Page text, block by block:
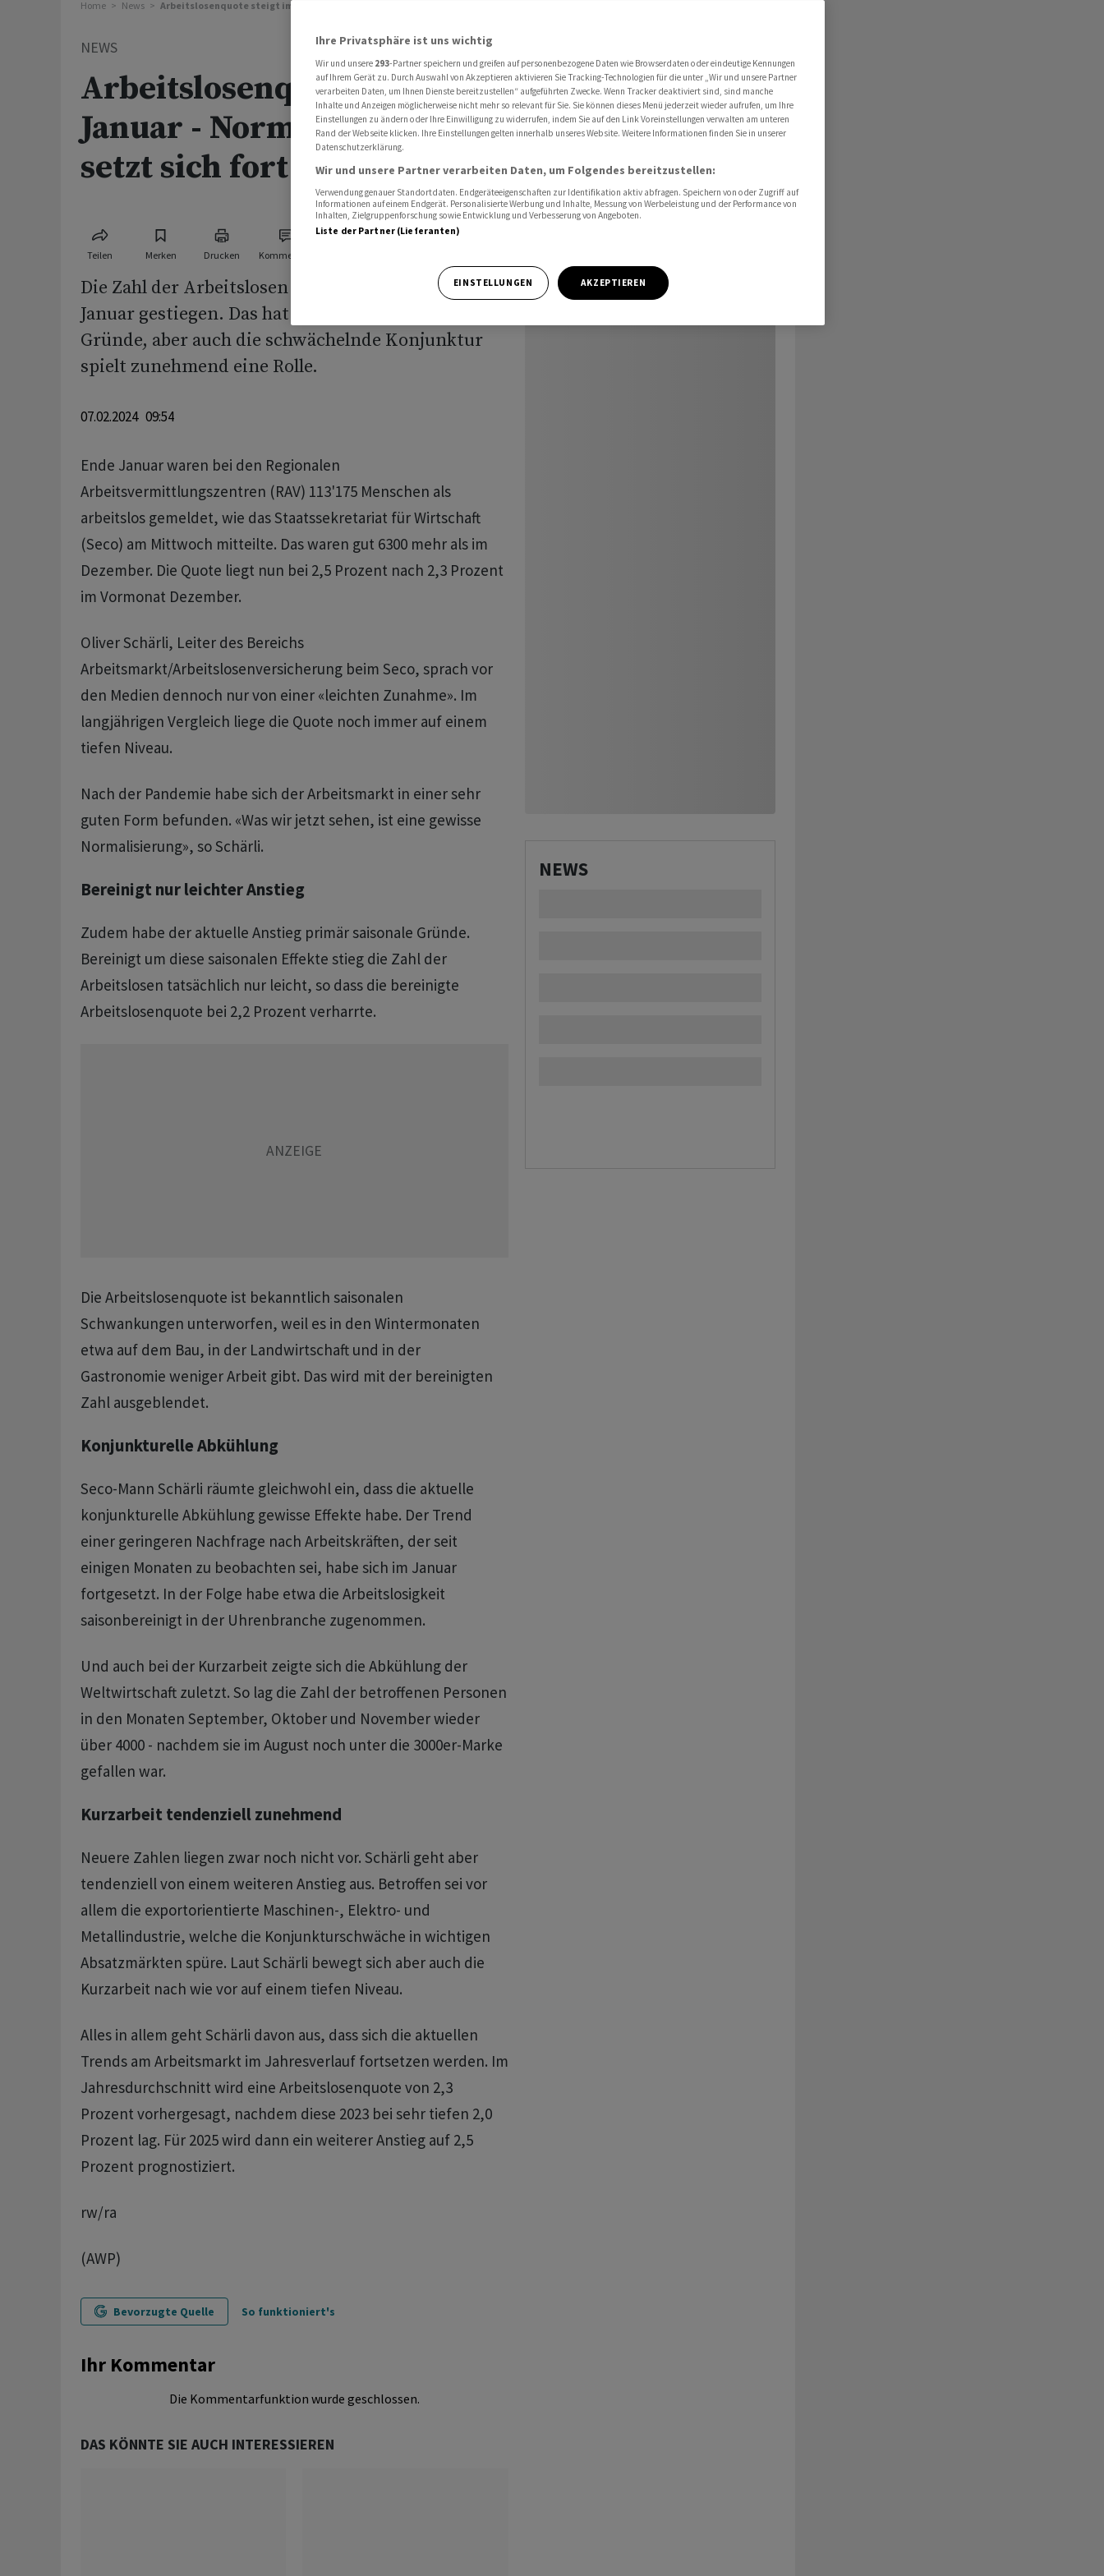
Home News Arbeitslosenquote steigt im Januar - Normalisierung setzt sich fort
NEWS
Arbeitslosenquote steigt im
Januar - Normalisierung
setzt sich fort
Teilen Merken Drucken Kommentare
Die Zahl der Arbeitslosen in der Schweiz ist im
Januar gestiegen. Das hat vor allem saisonale
Gründe, aber auch die schwächelnde Konjunktur
spielt zunehmend eine Rolle.
07.02.2024 09:54
Ende Januar waren bei den Regionalen
Arbeitsvermittlungszentren (RAV) 113'175 Menschen als
arbeitslos gemeldet, wie das Staatssekretariat für Wirtschaft
(Seco) am Mittwoch mitteilte. Das waren gut 6300 mehr als im
Dezember. Die Quote liegt nun bei 2,5 Prozent nach 2,3 Prozent
im Vormonat Dezember.
Oliver Schärli, Leiter des Bereichs
Arbeitsmarkt/Arbeitslosenversicherung beim Seco, sprach vor
den Medien dennoch nur von einer «leichten Zunahme». Im
langjährigen Vergleich liege die Quote noch immer auf einem
tiefen Niveau.
Nach der Pandemie habe sich der Arbeitsmarkt in einer sehr
guten Form befunden. «Was wir jetzt sehen, ist eine gewisse
Normalisierung», so Schärli.
Bereinigt nur leichter Anstieg
Zudem habe der aktuelle Anstieg primär saisonale Gründe.
Bereinigt um diese saisonalen Effekte stieg die Zahl der
Arbeitslosen tatsächlich nur leicht, so dass die bereinigte
Arbeitslosenquote bei 2,2 Prozent verharrte.
Die Arbeitslosenquote ist bekanntlich saisonalen
Schwankungen unterworfen, weil es in den Wintermonaten
etwa auf dem Bau, in der Landwirtschaft und in der
Gastronomie weniger Arbeit gibt. Das wird mit der bereinigten
Zahl ausgeblendet.
Konjunkturelle Abkühlung
Seco-Mann Schärli räumte gleichwohl ein, dass die aktuelle
konjunkturelle Abkühlung gewisse Effekte habe. Der Trend
einer geringeren Nachfrage nach Arbeitskräften, der seit
einigen Monaten zu beobachten sei, habe sich im Januar
fortgesetzt. In der Folge habe etwa die Arbeitslosigkeit
saisonbereinigt in der Uhrenbranche zugenommen.
Und auch bei der Kurzarbeit zeigte sich die Abkühlung der
Weltwirtschaft zuletzt. So lag die Zahl der betroffenen Personen
in den Monaten September, Oktober und November wieder
über 4000 - nachdem sie im August noch unter die 3000er-Marke
gefallen war.
Kurzarbeit tendenziell zunehmend
Neuere Zahlen liegen zwar noch nicht vor. Schärli geht aber
tendenziell von einem weiteren Anstieg aus. Betroffen sei vor
allem die exportorientierte Maschinen-, Elektro- und
Metallindustrie, welche die Konjunkturschwäche in wichtigen
Absatzmärkten spüre. Laut Schärli bewegt sich aber auch die
Kurzarbeit nach wie vor auf einem tiefen Niveau.
Alles in allem geht Schärli davon aus, dass sich die aktuellen
Trends am Arbeitsmarkt im Jahresverlauf fortsetzen werden. Im
Jahresdurchschnitt wird eine Arbeitslosenquote von 2,3
Prozent vorhergesagt, nachdem diese 2023 bei sehr tiefen 2,0
Prozent lag. Für 2025 wird dann ein weiterer Anstieg auf 2,5
Prozent prognostiziert.
rw/ra
(AWP)
Bevorzugte Quelle So funktioniert's
Ihr Kommentar
Die Kommentarfunktion wurde geschlossen.
DAS KÖNNTE SIE AUCH INTERESSIEREN
NEWS
Ihre Privatsphäre ist uns wichtig
Wir und unsere 293-Partner speichern und greifen auf personenbezogene Daten wie Browserdaten oder eindeutige Kennungen
auf Ihrem Gerät zu. Durch Auswahl von Akzeptieren aktivieren Sie Tracking-Technologien für die unter „Wir und unsere Partner
verarbeiten Daten, um Ihnen Dienste bereitzustellen“ aufgeführten Zwecke. Wenn Tracker deaktiviert sind, sind manche
Inhalte und Anzeigen möglicherweise nicht mehr so relevant für Sie. Sie können dieses Menü jederzeit wieder aufrufen, um Ihre
Einstellungen zu ändern oder Ihre Einwilligung zu widerrufen, indem Sie auf den Link Voreinstellungen verwalten am unteren
Rand der Webseite klicken. Ihre Einstellungen gelten innerhalb unseres Website. Weitere Informationen finden Sie in unserer
Datenschutzerklärung.
Wir und unsere Partner verarbeiten Daten, um Folgendes bereitzustellen:
Verwendung genauer Standortdaten. Endgeräteeigenschaften zur Identifikation aktiv abfragen. Speichern von oder Zugriff auf
Informationen auf einem Endgerät. Personalisierte Werbung und Inhalte, Messung von Werbeleistung und der Performance von
Inhalten, Zielgruppenforschung sowie Entwicklung und Verbesserung von Angeboten.
Liste der Partner (Lieferanten)
EINSTELLUNGEN AKZEPTIEREN